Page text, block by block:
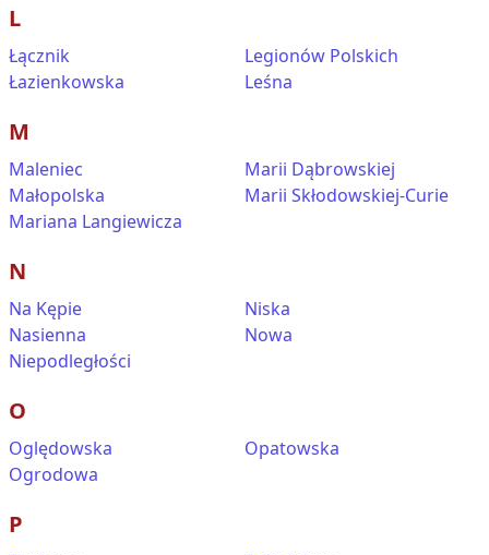
L
Łącznik
Łazienkowska
Legionów Polskich
Leśna
M
Maleniec
Małopolska
Mariana Langiewicza
Marii Dąbrowskiej
Marii Skłodowskiej-Curie
N
Na Kępie
Nasienna
Niepodległości
Niska
Nowa
O
Oględowska
Ogrodowa
Opatowska
P